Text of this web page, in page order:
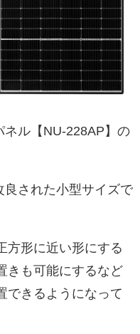
ネル【NU-228AP】の
良された小型サイズで
方形に近い形にする
きも可能にするなど
できるようになって